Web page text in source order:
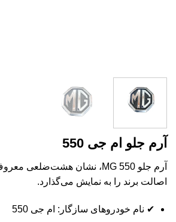
آرم جلو ام جی 550
اصالت برند را به نمایش می‌گذارد.
✔ نام خودروهای سازگار: ام جی 550